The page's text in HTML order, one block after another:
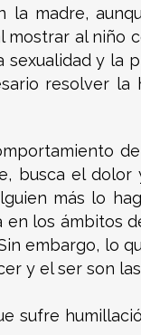
la madre,
al niño
y la
resolver la
busca el dolor
más lo
los ámbitos
embargo, lo
y el ser son
sufre